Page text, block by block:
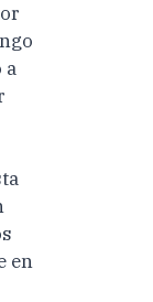
a
en